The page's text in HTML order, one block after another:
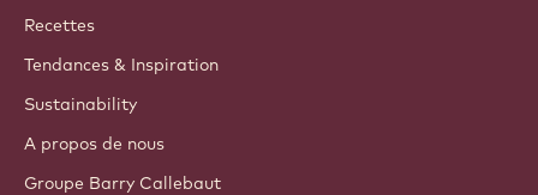
Callebaut
Recettes
Tendances & Inspiration
Sustainability
A propos de nous
Groupe Barry Callebaut